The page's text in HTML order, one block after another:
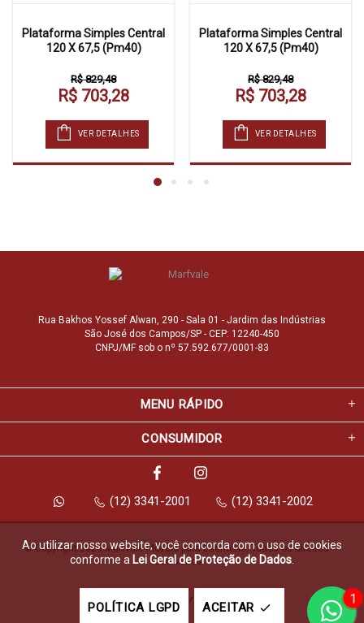
Plataforma Simples Central
120 X 67,5 (Pm40)
R$ 829,48
R$ 703,28
VER DETALHES
Plataforma Simples Central
120 X 67,5 (Pm40)
R$ 829,48
R$ 703,28
VER DETALHES
Rua Bakhos Yossef Alwan, 290 - Sala 01 - Jardim das Indústrias
São José dos Campos/SP - CEP: 12240-450
CNPJ/MF sob o nº 57.592.677/0001-83
MENU RÁPIDO
CONSUMIDOR
(12) 3341-2001 (12) 3341-2002
© Copyright 2026 Marfvale Móveis para Escritório. Todos os direitos
reservados.
Feito com pela
Ao utilizar nosso website, você concorda com o uso de cookies
conforme a Lei Geral de Proteção de Dados
POLÍTICA LGPD ACEITAR
1